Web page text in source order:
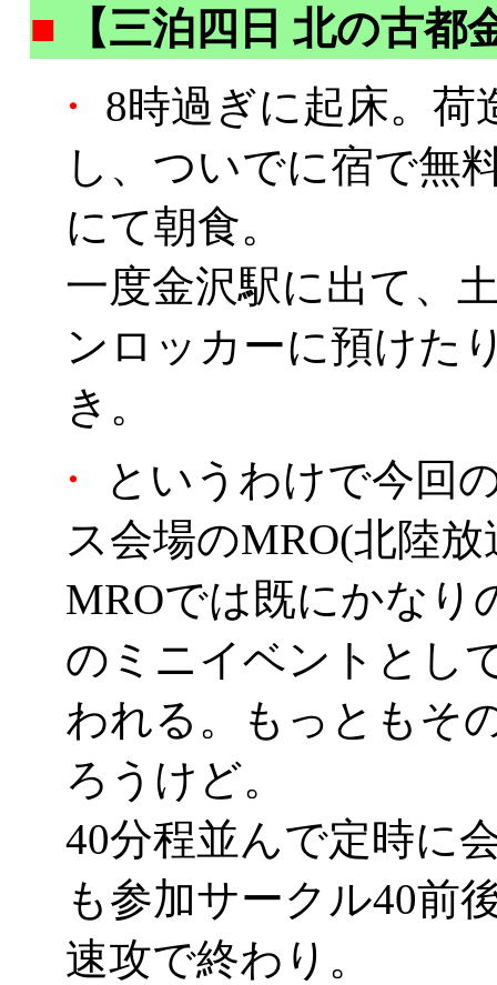
■
【三泊四日 北の古
・
8時過ぎに起床。
し、ついでに宿で無
にて朝食。
一度金沢駅に出て、
ンロッカーに預けた
き。
・
というわけで今回
ス会場のMRO(北陸
MROでは既にかなり
のミニイベントとし
われる。もっともそ
ろうけど。
40分程並んで定時に
も参加サークル40前
速攻で終わり。